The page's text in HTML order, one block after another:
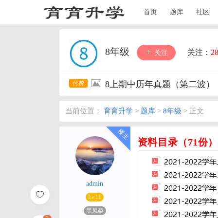
首页 题库 社区
8年级 关注 关注：
8上期中历年真题（第二波）
当前位置： 育育升学 > 题库 > 8年级 > 正文
admin
Lv.11
黑凤梨
资料目录（71份）